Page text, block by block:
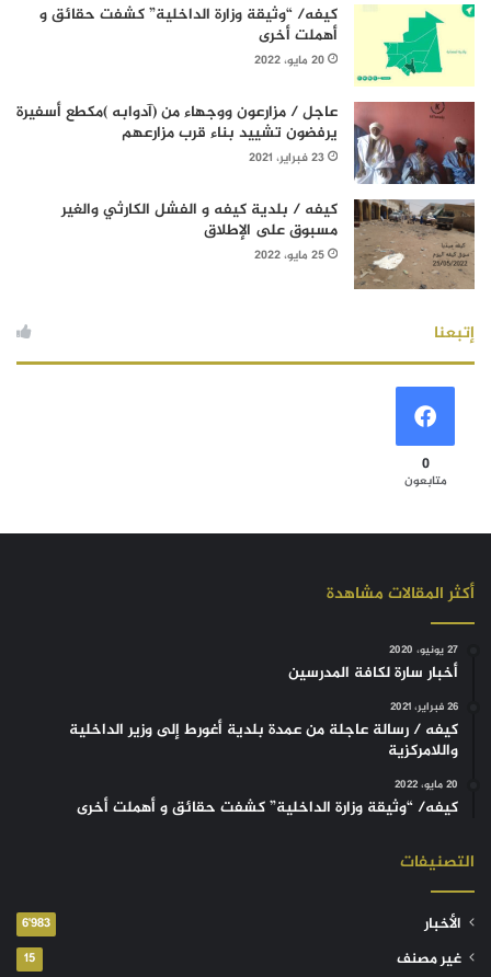
كيفه/ “وثيقة وزارة الداخلية” كشفت حقائق و
أهملت أخرى
20 مايو، 2022
عاجل / مزارعون ووجهاء من (آدوابه )مكطع أسفيرة
يرفضون تشييد بناء قرب مزارعهم
23 فبراير، 2021
كيفه / بلدية كيفه و الفشل الكارثي والغير
مسبوق على الإطلاق
25 مايو، 2022
إتبعنا
0
متابعون
أكثر المقالات مشاهدة
27 يونيو، 2020
أخبار سارة لكافة المدرسين
26 فبراير، 2021
كيفه / رسالة عاجلة من عمدة بلدية أغورط إلى وزير الداخلية
واللامركزية
20 مايو، 2022
كيفه/ “وثيقة وزارة الداخلية” كشفت حقائق و أهملت أخرى
التصنيفات
الأخبار 6٬983
غير مصنف 15